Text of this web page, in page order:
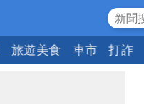
旅遊美食 車市 打詐